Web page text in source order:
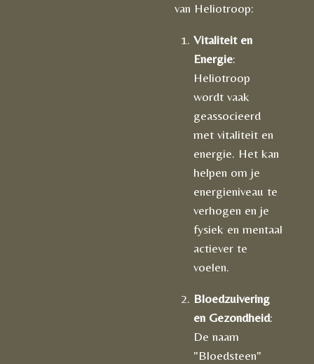
van Heliotroop:
Vitaliteit en
Energie:
Heliotroop
wordt vaak
geassocieerd
met vitaliteit en
energie. Het kan
helpen om je
energieniveau te
verhogen en je
fysiek en mentaal
actiever te
voelen.
Bloedzuivering
en Gezondheid:
De naam
"Bloedsteen"